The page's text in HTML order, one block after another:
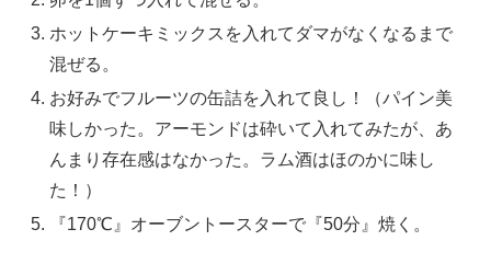
ホットケーキミックスを入れてダマがなくなるまで
混ぜる。
お好みでフルーツの缶詰を入れて良し！（パイン美
味しかった。アーモンドは砕いて入れてみたが、あ
んまり存在感はなかった。ラム酒はほのかに味し
た！）
『170℃』オーブントースターで『50分』焼く。